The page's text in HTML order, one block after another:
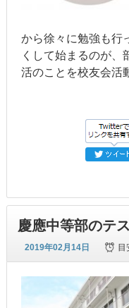
から徐々に勉強も行
くして始まるのが
活のことを校友会活
慶應中等部のテ
2019年02月14日 目